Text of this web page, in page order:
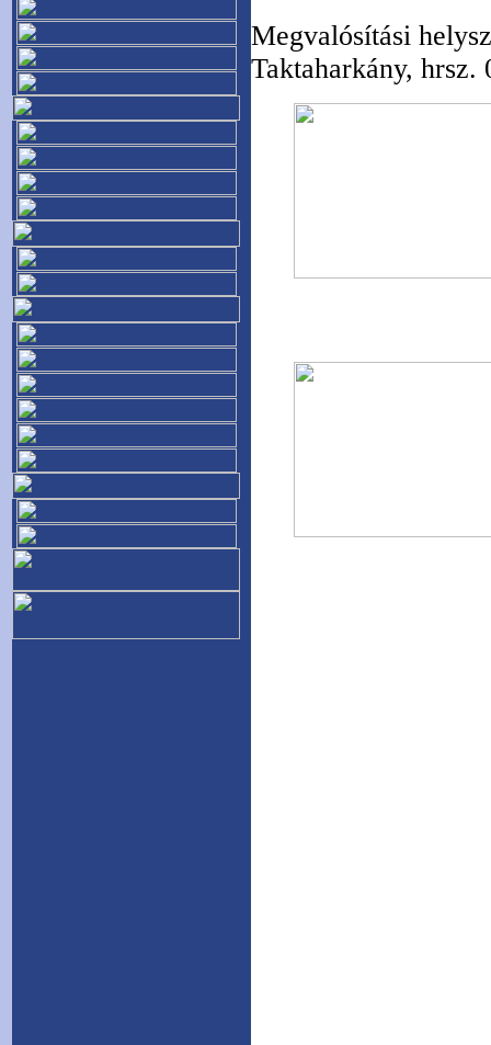
Megvalósítási
Taktaharkány, hrsz.